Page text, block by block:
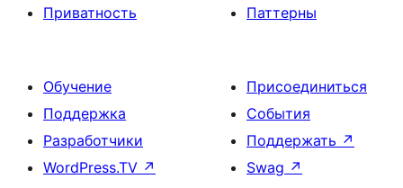
Приватность
Паттерны
Обучение
Поддержка
Разработчики
WordPress.TV ↗
Присоединиться
События
Поддержать ↗
Swag ↗